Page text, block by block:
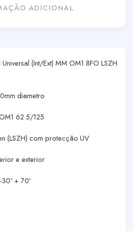
ADICIONAL
(Int/Ext) MM OM1 8FO LSZH
diametro
62.5/125
(LSZH) com protecção UV
e exterior
+ 70º